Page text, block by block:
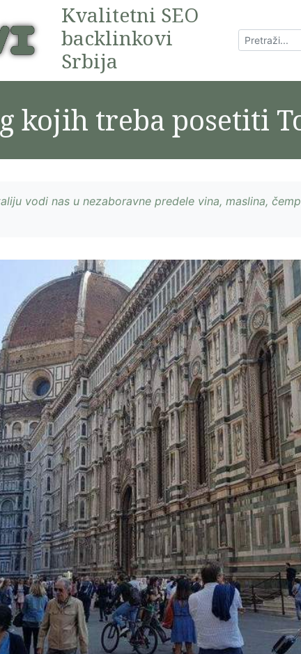
Kvalitetni SEO
backlinkovi
Srbija
kojih treba posetiti
vodi nas u nezaboravne predele vina, maslina,